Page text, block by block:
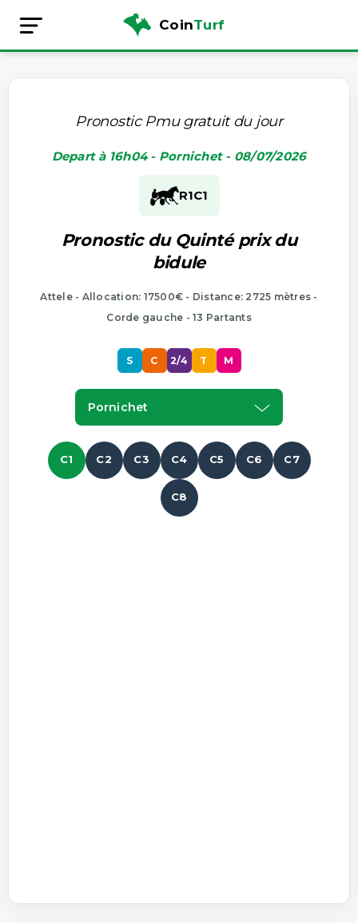
CoinTurf
Pronostic Pmu gratuit du jour
Depart à 16h04 - Pornichet - 08/07/2026
R1C1
Pronostic du Quinté prix du
bidule
Attele - Allocation: 17500€ - Distance: 2725 mètres -
Corde gauche - 13 Partants
S C 2/4 T M
Pornichet
C1 C2 C3 C4 C5 C6 C7
C8